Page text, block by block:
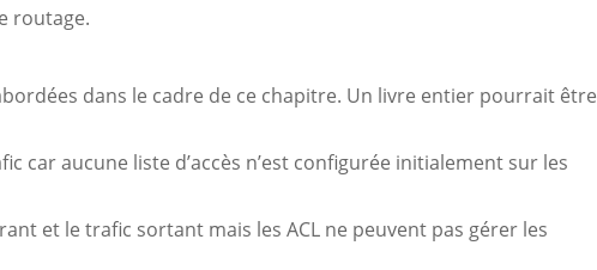
routage.
dans le cadre de ce chapitre. Un livre entier pourrait être
car aucune liste d’accès n’est configurée initialement sur les
et le trafic sortant mais les ACL ne peuvent pas gérer les